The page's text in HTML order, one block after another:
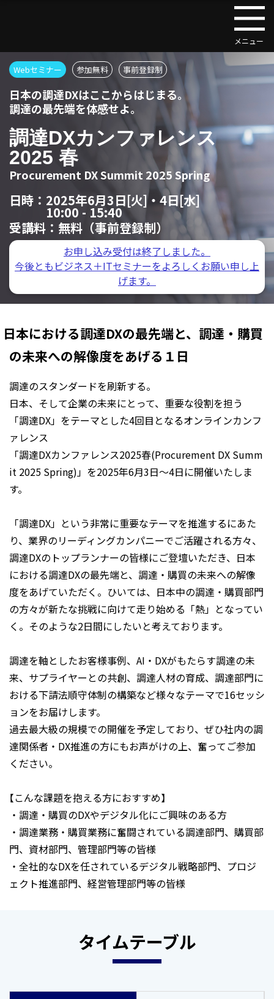
Webセミナー 参加無料 事前登録制
日本の調達DXはここからはじまる。
調達の最先端を体感せよ。
調達DXカンファレンス
2025 春
Procurement DX Summit 2025 Spring
日時： 2025年6月3日[火]・4日[水]
10:00 - 15:40
受講料： 無料（事前登録制）
お申し込み受付は終了しました。
今後ともビジネス＋ITセミナーをよろしくお願い申し上
げます。
日本における調達DXの最先端と、調達・購買
の未来への解像度をあげる１日
調達のスタンダードを刷新する。
日本、そして企業の未来にとって、重要な役割を担う
「調達DX」をテーマとした4回目となるオンラインカンフ
ァレンス
「調達DXカンファレンス2025春(Procurement DX Summ
it 2025 Spring)」を2025年6月3日～4日に開催いたしま
す。
「調達DX」という非常に重要なテーマを推進するにあた
り、業界のリーディングカンパニーでご活躍される方々、
調達DXのトップランナーの皆様にご登壇いただき、日本
における調達DXの最先端と、調達・購買の未来への解像
度をあげていただく。ひいては、日本中の調達・購買部門
の方々が新たな挑戦に向けて走り始める「熱」となってい
く。そのような2日間にしたいと考えております。
調達を軸としたお客様事例、AI・DXがもたらす調達の未
来、サプライヤーとの共創、調達人材の育成、調達部門に
おける下請法順守体制の構築など様々なテーマで16セッシ
ョンをお届けします。
過去最大級の規模での開催を予定しており、ぜひ社内の調
達関係者・DX推進の方にもお声がけの上、奮ってご参加
ください。
【こんな課題を抱える方におすすめ】
・調達・購買のDXやデジタル化にご興味のある方
・調達業務・購買業務に奮闘されている調達部門、購買部
門、資材部門、管理部門等の皆様
・全社的なDXを任されているデジタル戦略部門、プロジ
ェクト推進部門、経営管理部門等の皆様
タイムテーブル